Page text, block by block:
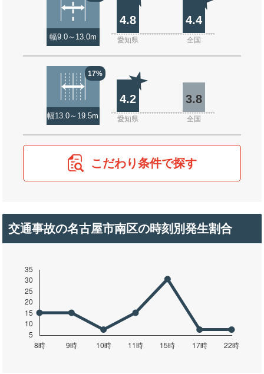
幅9.0～13.0m
4.8 4.4
愛知県 全国
17%
幅13.0～19.5m
4.2 3.8
愛知県 全国
こだわり条件で探す
交通事故の名古屋市南区の時刻別発生割合